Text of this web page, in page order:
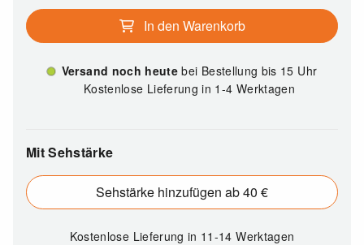
In den Warenkorb
Versand noch heutebei Bestellung bis 15 Uhr
Kostenlose Lieferung in 1-4 Werktagen
Mit Sehstärke
Sehstärke hinzufügen ab 40 €
Kostenlose Lieferungin 11-14 Werktagen